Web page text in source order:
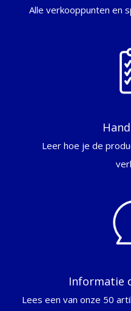
Alle verkooppunten en
Leer hoe je de
Informatie
Lees een van onze 50